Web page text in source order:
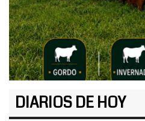
DIARIOS DE HOY